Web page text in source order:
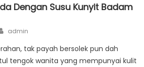
Dengan Susu Kunyit Badam
Author
admin
tak payah bersolek pun dah
tengok wanita yang mempunyai kulit